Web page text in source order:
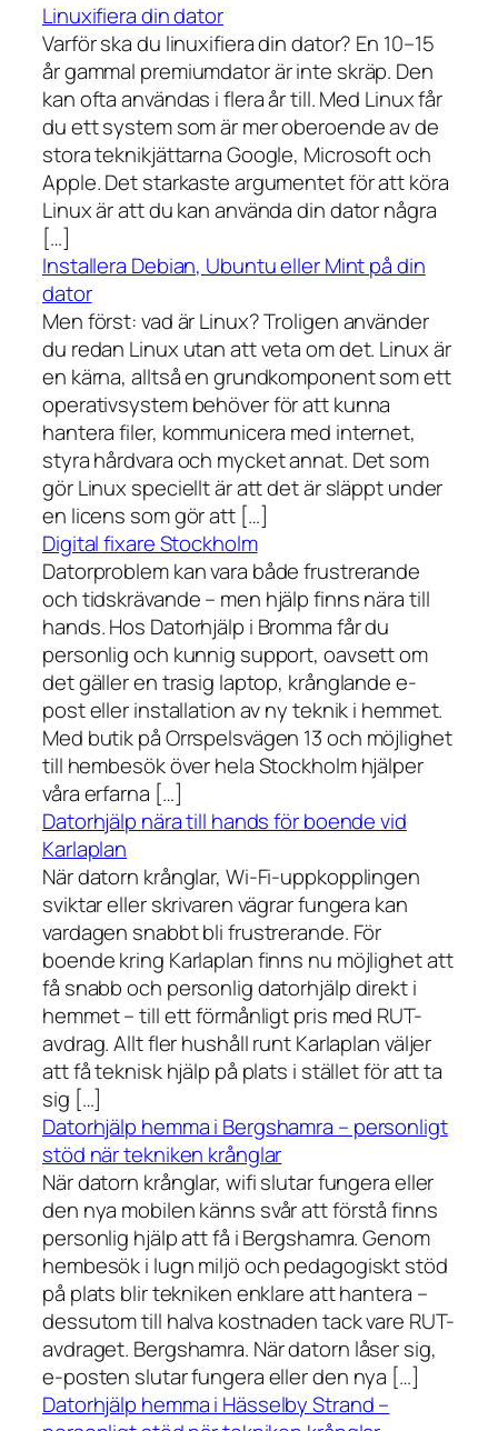
Linuxifiera din dator
Varför ska du linuxifiera din dator? En 10–15
år gammal premiumdator är inte skräp. Den
kan ofta användas i flera år till. Med Linux får
du ett system som är mer oberoende av de
stora teknikjättarna Google, Microsoft och
Apple. Det starkaste argumentet för att köra
Linux är att du kan använda din dator några
[…]
Installera Debian, Ubuntu eller Mint på din
dator
Men först: vad är Linux? Troligen använder
du redan Linux utan att veta om det. Linux är
en kärna, alltså en grundkomponent som ett
operativsystem behöver för att kunna
hantera filer, kommunicera med internet,
styra hårdvara och mycket annat. Det som
gör Linux speciellt är att det är släppt under
en licens som gör att […]
Digital fixare Stockholm
Datorproblem kan vara både frustrerande
och tidskrävande – men hjälp finns nära till
hands. Hos Datorhjälp i Bromma får du
personlig och kunnig support, oavsett om
det gäller en trasig laptop, krånglande e-
post eller installation av ny teknik i hemmet.
Med butik på Orrspelsvägen 13 och möjlighet
till hembesök över hela Stockholm hjälper
våra erfarna […]
Datorhjälp nära till hands för boende vid
Karlaplan
När datorn krånglar, Wi-Fi-uppkopplingen
sviktar eller skrivaren vägrar fungera kan
vardagen snabbt bli frustrerande. För
boende kring Karlaplan finns nu möjlighet att
få snabb och personlig datorhjälp direkt i
hemmet – till ett förmånligt pris med RUT-
avdrag. Allt fler hushåll runt Karlaplan väljer
att få teknisk hjälp på plats i stället för att ta
sig […]
Datorhjälp hemma i Bergshamra – personligt
stöd när tekniken krånglar
När datorn krånglar, wifi slutar fungera eller
den nya mobilen känns svår att förstå finns
personlig hjälp att få i Bergshamra. Genom
hembesök i lugn miljö och pedagogiskt stöd
på plats blir tekniken enklare att hantera –
dessutom till halva kostnaden tack vare RUT-
avdraget. Bergshamra. När datorn låser sig,
e-posten slutar fungera eller den nya […]
Datorhjälp hemma i Hässelby Strand –